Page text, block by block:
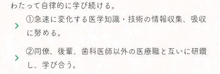
わたって自律的に学び続ける。
①急速に変化する医学知識・技術の情報収集、吸収
に努める。
②同僚、後輩、歯科医師以外の医療職と互いに研鑽
し、学び合う。